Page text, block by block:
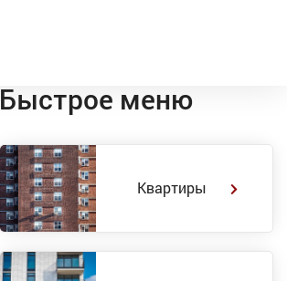
Быстрое меню
Квартиры